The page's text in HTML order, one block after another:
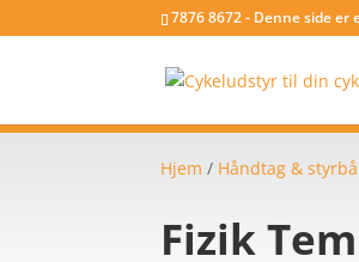
7876 8672 - Denne side
Hjem / Håndtag &
Fizik